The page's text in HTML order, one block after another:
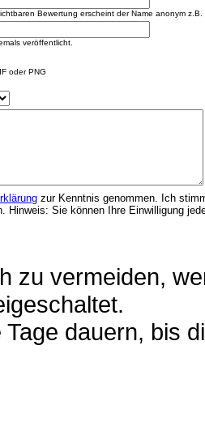
Bewertung erscheint der Name anonym
veröffentlicht.
oder PNG
zur Kenntnis genommen. Ich
Hinweis: Sie können Ihre Einwilligung
zu vermeiden,
Tage dauern, bis